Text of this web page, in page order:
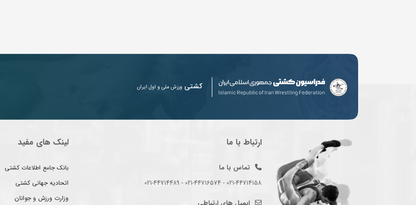
کشتی ورزش ملی و اول ایران
ارتباط با ما
تماس با ما
021-44714158 - 021-44716574 - 021-44714489
لینک های مفید
بانک جامع اطلاعات کشتی
اتحادیه جهانی کشتی
وزارت ورزش و جوانان